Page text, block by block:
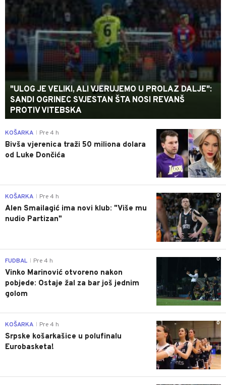
"ULOG JE VELIKI, ALI VJERUJEMO U PROLAZ DALJE":
SANDI OGRINEC SVJESTAN ŠTA NOSI REVANŠ
PROTIV VITEBSKA
0
KOŠARKA Pre 4 h
Bivša vjerenica traži 50 miliona dolara
od Luke Dončića
0
KOŠARKA Pre 4 h
Alen Smailagić ima novi klub: "Više mu
nudio Partizan"
0
FUDBAL Pre 4 h
Vinko Marinović otvoreno nakon
pobjede: Ostaje žal za bar još jednim
golom
0
KOŠARKA Pre 4 h
Srpske košarkašice u polufinalu
Eurobasketa!